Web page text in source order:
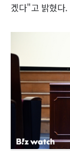
겠다"고 밝혔다.